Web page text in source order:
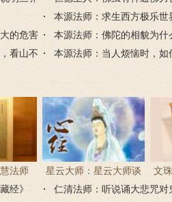
本源法师：求生西方极乐
命的无量
的危害
本源法师：佛陀的相貌为
严？
看山不
本源法师：当人烦恼时，如
法师
译
星云大师：星云大师谈
《心经》
文
经》
仁清法师：听说诵大悲咒